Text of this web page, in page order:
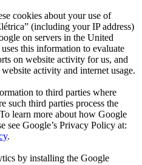
cookies about your use of
(including your IP address)
on servers in the United
this information to evaluate
on website activity for us, and
activity and internet usage.
to third parties where
such third parties process the
learn more about how Google
see Google’s Privacy Policy at:
.
by installing the Google